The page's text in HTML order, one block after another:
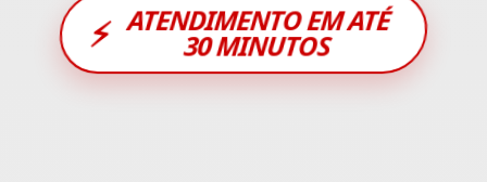
⚡ ATENDIMENTO EM ATÉ
30 MINUTOS